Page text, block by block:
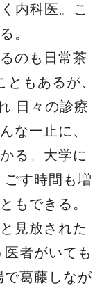
内科医。こ
。
のも日常茶
もあるが、
日々の診療
な一止に、
る。大学に
す時間も増
もできる。
見放された
者がいても
で葛藤しなが